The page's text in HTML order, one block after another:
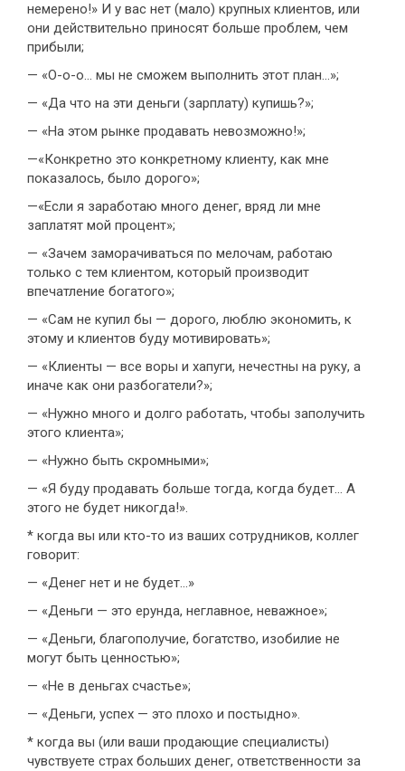
немерено!» И у вас нет (мало) крупных клиентов, или
они действительно приносят больше проблем, чем
прибыли;
— «О-о-о... мы не сможем выполнить этот план...»;
— «Да что на эти деньги (зарплату) купишь?»;
— «На этом рынке продавать невозможно!»;
—«Конкретно это конкретному клиенту, как мне
показалось, было дорого»;
—«Если я заработаю много денег, вряд ли мне
заплатят мой процент»;
— «Зачем заморачиваться по мелочам, работаю
только с тем клиентом, который производит
впечатление богатого»;
— «Сам не купил бы — дорого, люблю экономить, к
этому и клиентов буду мотивировать»;
— «Клиенты — все воры и хапуги, нечестны на руку, а
иначе как они разбогатели?»;
— «Нужно много и долго работать, чтобы заполучить
этого клиента»;
— «Нужно быть скромными»;
— «Я буду продавать больше тогда, когда будет... А
этого не будет никогда!».
* когда вы или кто-то из ваших сотрудников, коллег
говорит:
— «Денег нет и не будет...»
— «Деньги — это ерунда, неглавное, неважное»;
— «Деньги, благополучие, богатство, изобилие не
могут быть ценностью»;
— «Не в деньгах счастье»;
— «Деньги, успех — это плохо и постыдно».
* когда вы (или ваши продающие специалисты)
чувствуете страх больших денег, ответственности за